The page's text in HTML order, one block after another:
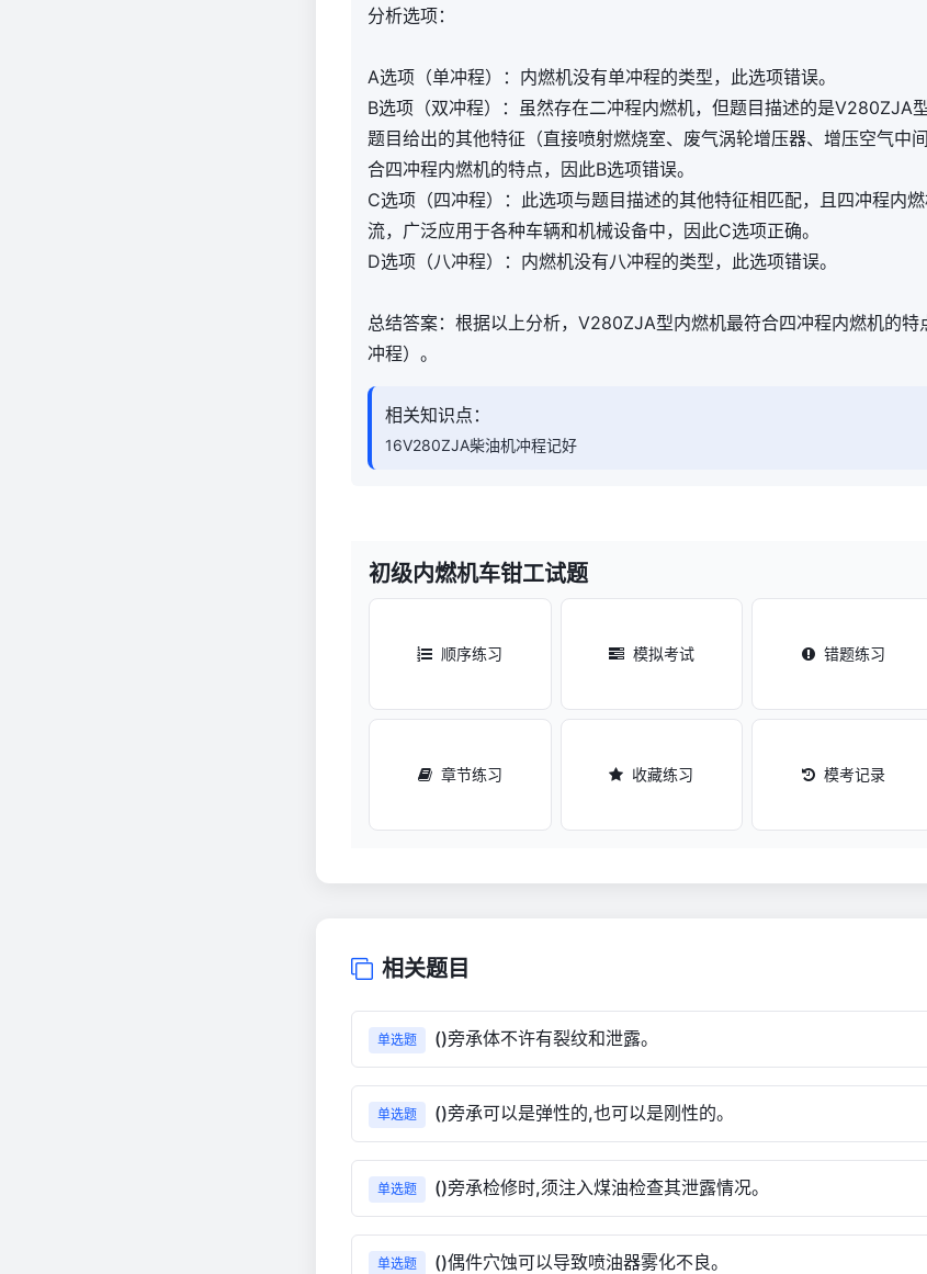
分析选项：
A选项（单冲程）：内燃机没有单冲程的类型，此选项错误。
B选项（双冲程）：虽然存在二冲程内燃机，但题目描述的是V280ZJA
题目给出的其他特征（直接喷射燃烧室、废气涡轮增压器、增压空气中
合四冲程内燃机的特点，因此B选项错误。
C选项（四冲程）：此选项与题目描述的其他特征相匹配，且四冲程内
流，广泛应用于各种车辆和机械设备中，因此C选项正确。
D选项（八冲程）：内燃机没有八冲程的类型，此选项错误。
总结答案：根据以上分析，V280ZJA型内燃机最符合四冲程内燃机的特
冲程）。
相关知识点：
16V280ZJA柴油机冲程记好
初级内燃机车钳工试题
顺序练习 模拟考试 错题练习
章节练习 收藏练习 模考记录
相关题目
单选题 ()旁承体不许有裂纹和泄露。
单选题 ()旁承可以是弹性的,也可以是刚性的。
单选题 ()旁承检修时,须注入煤油检查其泄露情况。
单选题 ()偶件穴蚀可以导致喷油器雾化不良。